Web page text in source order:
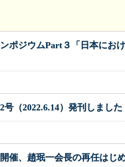
ポジウムPart３「日本にお
（2022.6.14）発刊しました
催、趙珉一会長の再任はじ